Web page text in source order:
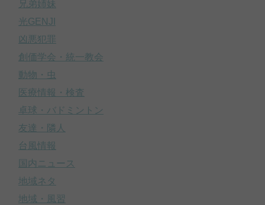
兄弟姉妹
光GENJI
凶悪犯罪
創価学会・統一教会
動物・虫
医療情報・検査
卓球・バドミントン
友達・隣人
台風情報
国内ニュース
地域ネタ
地域・風習